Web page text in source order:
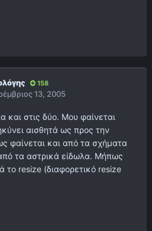
158
13, 2005
και στις δύο. Μου φαίνεται
αισθητά ως προς την
φαίνεται και από τα σχήματα
τα αστρικά είδωλα. Μήπως
το resize (διαφορετικό resize